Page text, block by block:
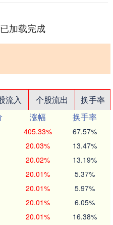
加载完成
流入 个股流出
换手率
涨幅
换手率
405.33% 67.57%
20.03% 13.47%
20.02% 13.19%
20.01% 5.37%
20.01% 5.97%
20.01% 6.05%
20.01% 16.38%